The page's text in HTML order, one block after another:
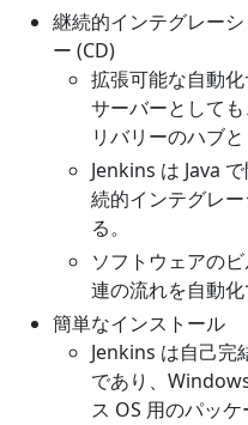
継続的インテグレー
ー (CD)
拡張可能な自動
サーバーとして
リバリーのハブと
Jenkins は Java
続的インテグレ
る。
ソフトウェアの
連の流れを自動化
簡単なインストール
Jenkins は自己完
であり、
ス OS 用のパッケ